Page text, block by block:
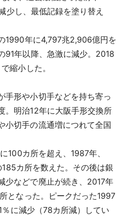
少し、最低記録を塗り替え
1990年に4,797兆2,906億円を
91年以降、急激に減少。2018
縮小した。
形や小切手などを持ち寄っ
。明治12年に大阪手形交換所
小切手の流通増につれて全国
100カ所を超え、1987年、
カ所を数えた。その後は銀
少などで廃止が続き、2017年
となった。ピークだった1997
に減少（78カ所減）してい